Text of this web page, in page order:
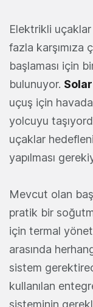
Elektrikli
fazla karşımıza
başlaması için
bulunuyor.
uçuş için
yolcuyu
uçaklar
yapılması
Mevcut olan
pratik bir
için termal
arasında
sistem
kullanılan
sisteminin